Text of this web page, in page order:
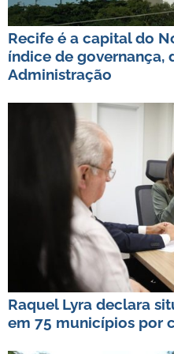
Recife é a capital do
índice de governança,
Administração
Raquel Lyra declara
em 75 municípios por